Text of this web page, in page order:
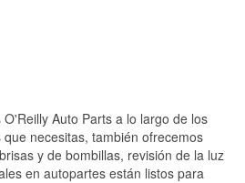
Auto Parts a lo largo de los
necesitas, también ofrecemos
y de bombillas, revisión de la luz
en autopartes están listos para